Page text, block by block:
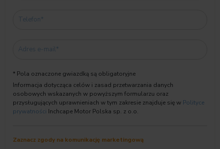
* Pola oznaczone gwiazdką są obligatoryjne
Informacja dotycząca celów i zasad przetwarzania danych
osobowych wskazanych w powyższym formularzu oraz
przysługujących uprawnieniach w tym zakresie znajduje się w Polityce
prywatności Inchcape Motor Polska sp. z o.o.
Zaznacz zgody na komunikację marketingową